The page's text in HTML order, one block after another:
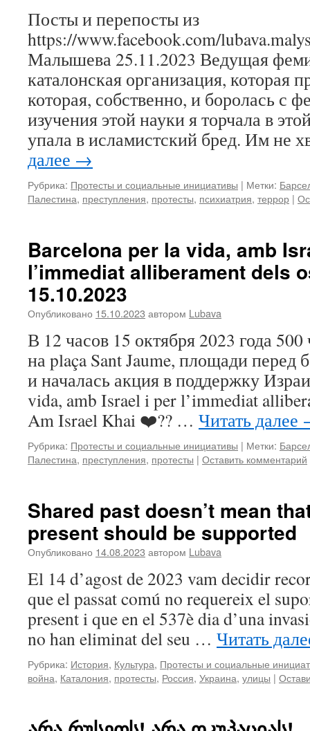
Посты и перепосты из
https://www.facebook.com/
Малышева 25.11.2023 Ведущая
каталонская организация, которая
которая, собственно, и боролась с
изучения этой науки я торчала в
упала в исламистский бред. Им не
далее →
Рубрика: Протесты и социальные инициативы | Метки:
Палестина, преступления, протесты, психиатрия, террор |
Barcelona per la vida, amb
l’immediat alliberament dels
15.10.2023
Опубликовано 15.10.2023 автором Lubava
В 12 часов 15 октября 2023 года
на plaça Sant Jaume, площади перед
и началась акция в поддержку
vida, amb Israel i per l’immediat
Am Israel Khai ❤️?? … Читать далее
Рубрика: Протесты и социальные инициативы | Метки:
Палестина, преступления, протесты | Оставить комментарий
Shared past doesn’t mean
present should be supported
Опубликовано 14.08.2023 автором Lubava
El 14 d’agost de 2023 vam decidir
que el passat comú no requereix el
present i que en el 537è dia d’una
no han eliminat del seu … Читать
Рубрика: История, Культура, Протесты и социальные
война, Каталония, протесты, Россия, Украина, улицы |